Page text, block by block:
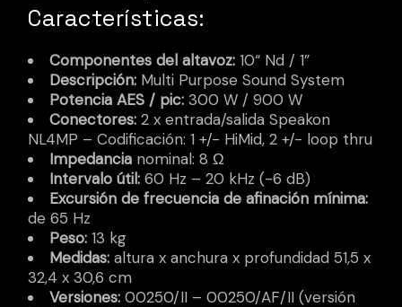
Características:
Componentes del altavoz: 10“ Nd / 1”
Descripción: Multi Purpose Sound System
Potencia AES / pic:300 W / 900 W
Conectores: 2 x entrada/salida Speakon
NL4MP – Codificación: 1 +/- HiMid, 2 +/- loop thru
Impedancia nominal: 8 Ω
Intervalo útil: 60 Hz – 20 kHz (-6 dB)
Excursión de frecuencia de afinación mínima:
de 65 Hz
Peso: 13 kg
Medidas: altura x anchura x profundidad 51,5 x
32,4 x 30,6 cm
Versiones: 00250/II – 00250/AF/II (versión